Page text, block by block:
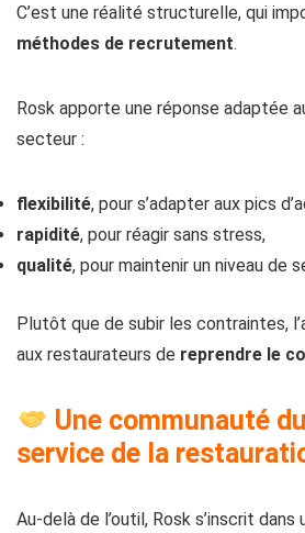
C’est une réalité structurelle, qui
méthodes de recrutement.
Rosk apporte une réponse adaptée
secteur :
flexibilité, pour s’adapter aux pics
rapidité, pour réagir sans stress,
qualité, pour maintenir un niveau de
Plutôt que de subir les contraintes,
aux restaurateurs de reprendre le
Une communauté
service de la
Au-delà de l’outil, Rosk s’inscrit dans